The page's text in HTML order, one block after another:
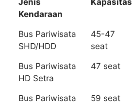
Jenis
Kendaraan
Kapasitas
Bus Pariwisata
SHD/HDD
45-47
seat
Bus Pariwisata
HD Setra
47 seat
Bus Pariwisata
59 seat